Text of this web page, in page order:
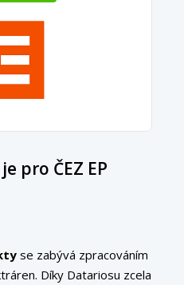
pro ČEZ EP
se zabývá zpracováním
Díky Datariosu zcela